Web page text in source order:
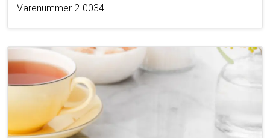
Varenummer 2-0034